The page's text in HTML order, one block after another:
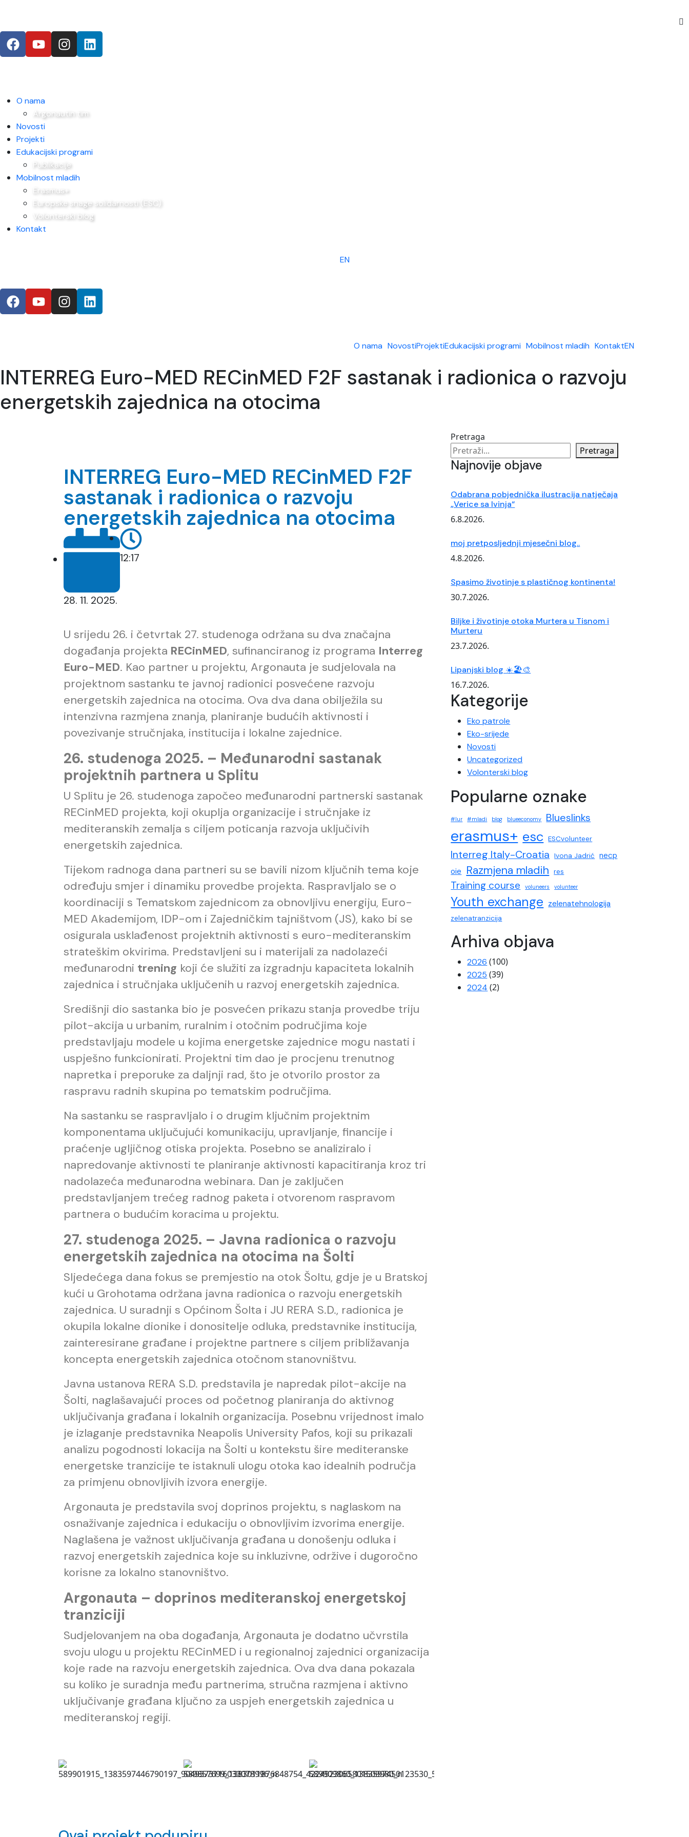
O nama
Argonautin tim
Novosti
Projekti
Edukacijski programi
Publikacije
Mobilnost mladih
Erasmus+
Europske snage solidarnosti (ESC)
Volonterski blog
Kontakt
EN
O nama NovostiProjektiEdukacijski programi Mobilnost mladih KontaktEN
INTERREG Euro-MED RECinMED F2F sastanak i radionica o razvoju
energetskih zajednica na otocima
INTERREG Euro-MED RECinMED F2F
sastanak i radionica o razvoju
energetskih zajednica na otocima
28. 11. 2025.
12:17
U srijedu 26. i četvrtak 27. studenoga održana su dva značajna
događanja projekta RECinMED, sufinanciranog iz programa Interreg
Euro-MED. Kao partner u projektu, Argonauta je sudjelovala na
projektnom sastanku te javnoj radionici posvećene razvoju
energetskih zajednica na otocima. Ova dva dana obilježila su
intenzivna razmjena znanja, planiranje budućih aktivnosti i
povezivanje stručnjaka, institucija i lokalne zajednice.
26. studenoga 2025. – Međunarodni sastanak
projektnih partnera u Splitu
U Splitu je 26. studenoga započeo međunarodni partnerski sastanak
RECinMED projekta, koji okuplja organizacije i stručnjake iz
mediteranskih zemalja s ciljem poticanja razvoja uključivih
energetskih zajednica.
Tijekom radnoga dana partneri su se bavili nizom ključnih tema koje
određuju smjer i dinamiku provedbe projekta. Raspravljalo se o
koordinaciji s Tematskom zajednicom za obnovljivu energiju, Euro-
MED Akademijom, IDP-om i Zajedničkim tajništvom (JS), kako bi se
osigurala usklađenost projektnih aktivnosti s euro-mediteranskim
strateškim okvirima. Predstavljeni su i materijali za nadolazeći
međunarodni trening koji će služiti za izgradnju kapaciteta lokalnih
zajednica i stručnjaka uključenih u razvoj energetskih zajednica.
Središnji dio sastanka bio je posvećen prikazu stanja provedbe triju
pilot-akcija u urbanim, ruralnim i otočnim područjima koje
predstavljaju modele u kojima energetske zajednice mogu nastati i
uspješno funkcionirati. Projektni tim dao je procjenu trenutnog
napretka i preporuke za daljnji rad, što je otvorilo prostor za
raspravu radnih skupina po tematskim područjima.
Na sastanku se raspravljalo i o drugim ključnim projektnim
komponentama uključujući komunikaciju, upravljanje, financije i
praćenje ugljičnog otiska projekta. Posebno se analiziralo i
napredovanje aktivnosti te planiranje aktivnosti kapacitiranja kroz tri
nadolazeća međunarodna webinara. Dan je zaključen
predstavljanjem trećeg radnog paketa i otvorenom raspravom
partnera o budućim koracima u projektu.
27. studenoga 2025. – Javna radionica o razvoju
energetskih zajednica na otocima na Šolti
Sljedećega dana fokus se premjestio na otok Šoltu, gdje je u Bratskoj
kući u Grohotama održana javna radionica o razvoju energetskih
zajednica. U suradnji s Općinom Šolta i JU RERA S.D., radionica je
okupila lokalne dionike i donositelje odluka, predstavnike institucija,
zainteresirane građane i projektne partnere s ciljem približavanja
koncepta energetskih zajednica otočnom stanovništvu.
Javna ustanova RERA S.D. predstavila je napredak pilot-akcije na
Šolti, naglašavajući proces od početnog planiranja do aktivnog
uključivanja građana i lokalnih organizacija. Posebnu vrijednost imalo
je izlaganje predstavnika Neapolis University Pafos, koji su prikazali
analizu pogodnosti lokacija na Šolti u kontekstu šire mediteranske
energetske tranzicije te istaknuli ulogu otoka kao idealnih područja
za primjenu obnovljivih izvora energije.
Argonauta je predstavila svoj doprinos projektu, s naglaskom na
osnaživanje zajednica i edukaciju o obnovljivim izvorima energije.
Naglašena je važnost uključivanja građana u donošenju odluka i
razvoj energetskih zajednica koje su inkluzivne, održive i dugoročno
korisne za lokalno stanovništvo.
Argonauta – doprinos mediteranskoj energetskoj
tranziciji
Sudjelovanjem na oba događanja, Argonauta je dodatno učvrstila
svoju ulogu u projektu RECinMED i u regionalnoj zajednici organizacija
koje rade na razvoju energetskih zajednica. Ova dva dana pokazala
su koliko je suradnja među partnerima, stručna razmjena i aktivno
uključivanje građana ključno za uspjeh energetskih zajednica u
mediteranskoj regiji.
Pretraga
Pretraga
Najnovije objave
Odabrana pobjednička ilustracija natječaja
„Verice sa Ivinja“
6.8.2026.
moj pretposljednji mjesečni blog..
4.8.2026.
Spasimo životinje s plastičnog kontinenta!
30.7.2026.
Biljke i životinje otoka Murtera u Tisnom i
Murteru
23.7.2026.
Lipanjski blog ☀️🏖️🎨
16.7.2026.
Kategorije
Eko patrole
Eko-srijede
Novosti
Uncategorized
Volonterski blog
Popularne oznake
#lur #mladi blog blueeconomy Blueslinks
erasmus+ esc ESCvolunteer
Interreg Italy-Croatia Ivona Jadrić
necp
oie Razmjena mladih res
Training course voluneers volunteer
Youth exchange zelenatehnologija
zelenatranzicija
Arhiva objava
2026 (100)
2025 (39)
2024 (2)